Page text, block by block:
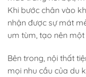
Khi bước chân vào
nhận được sự mát
um tùm, tạo nên
Bên trong, nội thất
mọi nhu cầu của du